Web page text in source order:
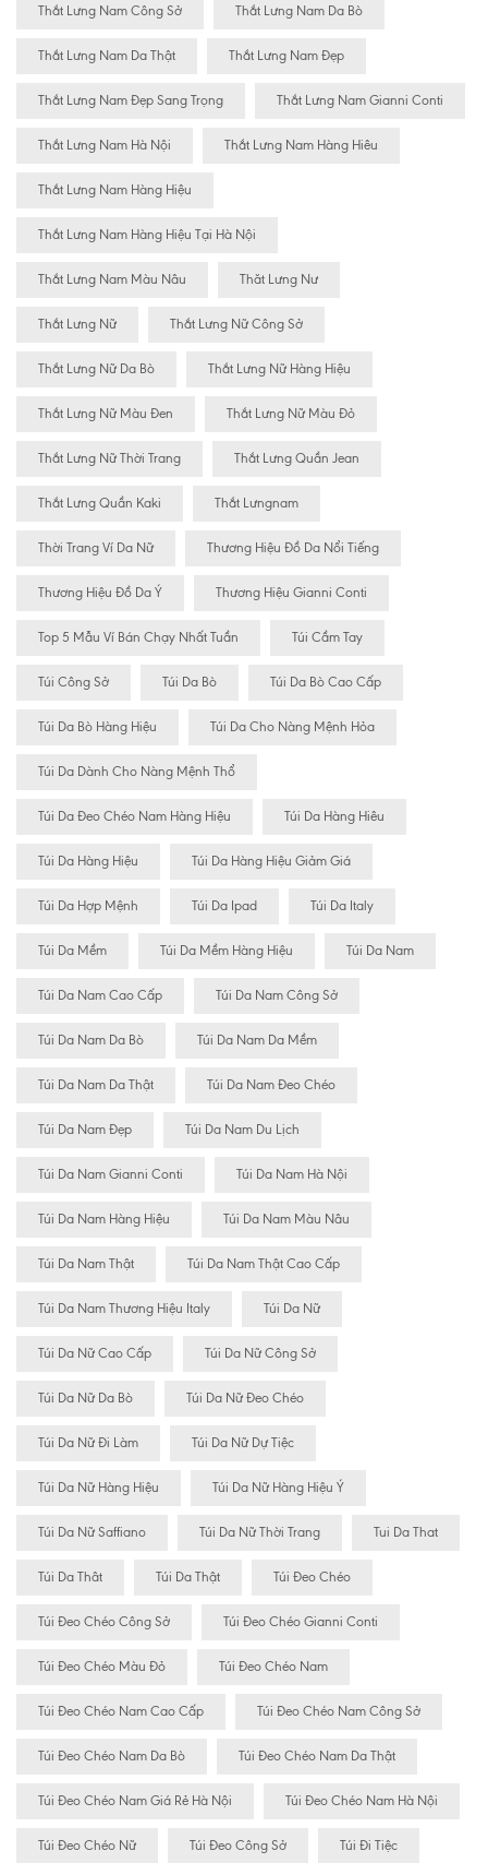
Thắt Lưng Nam Công Sở Thắt Lưng Nam Da Bò
Thắt Lưng Nam Da Thật Thắt Lưng Nam Đẹp
Thắt Lưng Nam Đẹp Sang Trọng Thắt Lưng Nam Gianni Conti
Thắt Lưng Nam Hà Nội Thắt Lưng Nam Hàng Hiêu
Thắt Lưng Nam Hàng Hiệu
Thắt Lưng Nam Hàng Hiệu Tại Hà Nội
Thắt Lưng Nam Màu Nâu Thăt Lưng Nư
Thắt Lưng Nữ Thắt Lưng Nữ Công Sở
Thắt Lưng Nữ Da Bò Thắt Lưng Nữ Hàng Hiệu
Thắt Lưng Nữ Màu Đen Thắt Lưng Nữ Màu Đỏ
Thắt Lưng Nữ Thời Trang Thắt Lưng Quần Jean
Thắt Lưng Quần Kaki Thắt Lưngnam
Thời Trang Ví Da Nữ Thương Hiệu Đồ Da Nổi Tiếng
Thương Hiệu Đồ Da Ý Thương Hiệu Gianni Conti
Top 5 Mẫu Ví Bán Chạy Nhất Tuần Túi Cầm Tay
Túi Công Sở Túi Da Bò Túi Da Bò Cao Cấp
Túi Da Bò Hàng Hiệu Túi Da Cho Nàng Mệnh Hỏa
Túi Da Dành Cho Nàng Mệnh Thổ
Túi Da Đeo Chéo Nam Hàng Hiệu Túi Da Hàng Hiêu
Túi Da Hàng Hiệu Túi Da Hàng Hiệu Giảm Giá
Túi Da Hợp Mệnh Túi Da Ipad Túi Da Italy
Túi Da Mềm Túi Da Mềm Hàng Hiệu Túi Da Nam
Túi Da Nam Cao Cấp Túi Da Nam Công Sở
Túi Da Nam Da Bò Túi Da Nam Da Mềm
Túi Da Nam Da Thật Túi Da Nam Đeo Chéo
Túi Da Nam Đẹp Túi Da Nam Du Lịch
Túi Da Nam Gianni Conti Túi Da Nam Hà Nội
Túi Da Nam Hàng Hiệu Túi Da Nam Màu Nâu
Túi Da Nam Thật Túi Da Nam Thật Cao Cấp
Túi Da Nam Thương Hiệu Italy Túi Da Nữ
Túi Da Nữ Cao Cấp Túi Da Nữ Công Sở
Túi Da Nữ Da Bò Túi Da Nữ Đeo Chéo
Túi Da Nữ Đi Làm Túi Da Nữ Dự Tiệc
Túi Da Nữ Hàng Hiệu Túi Da Nữ Hàng Hiệu Ý
Túi Da Nữ Saffiano Túi Da Nữ Thời Trang Tui Da That
Túi Da Thât Túi Da Thật Túi Đeo Chéo
Túi Đeo Chéo Công Sở Túi Đeo Chéo Gianni Conti
Túi Đeo Chéo Màu Đỏ Túi Đeo Chéo Nam
Túi Đeo Chéo Nam Cao Cấp Túi Đeo Chéo Nam Công Sở
Túi Đeo Chéo Nam Da Bò Túi Đeo Chéo Nam Da Thật
Túi Đeo Chéo Nam Giá Rẻ Hà Nội Túi Đeo Chéo Nam Hà Nội
Túi Đeo Chéo Nữ Túi Đeo Công Sở Túi Đi Tiệc